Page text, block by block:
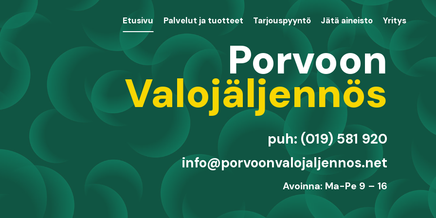
Etusivu Palvelut ja tuotteet Tarjouspyyntö Jätä aineisto Yritys
Porvoon
Valojäljennös
puh: (019) 581 920
info@porvoonvalojaljennos.net
Avoinna: Ma-Pe 9 – 16